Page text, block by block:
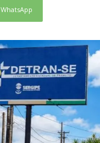
WhatsApp